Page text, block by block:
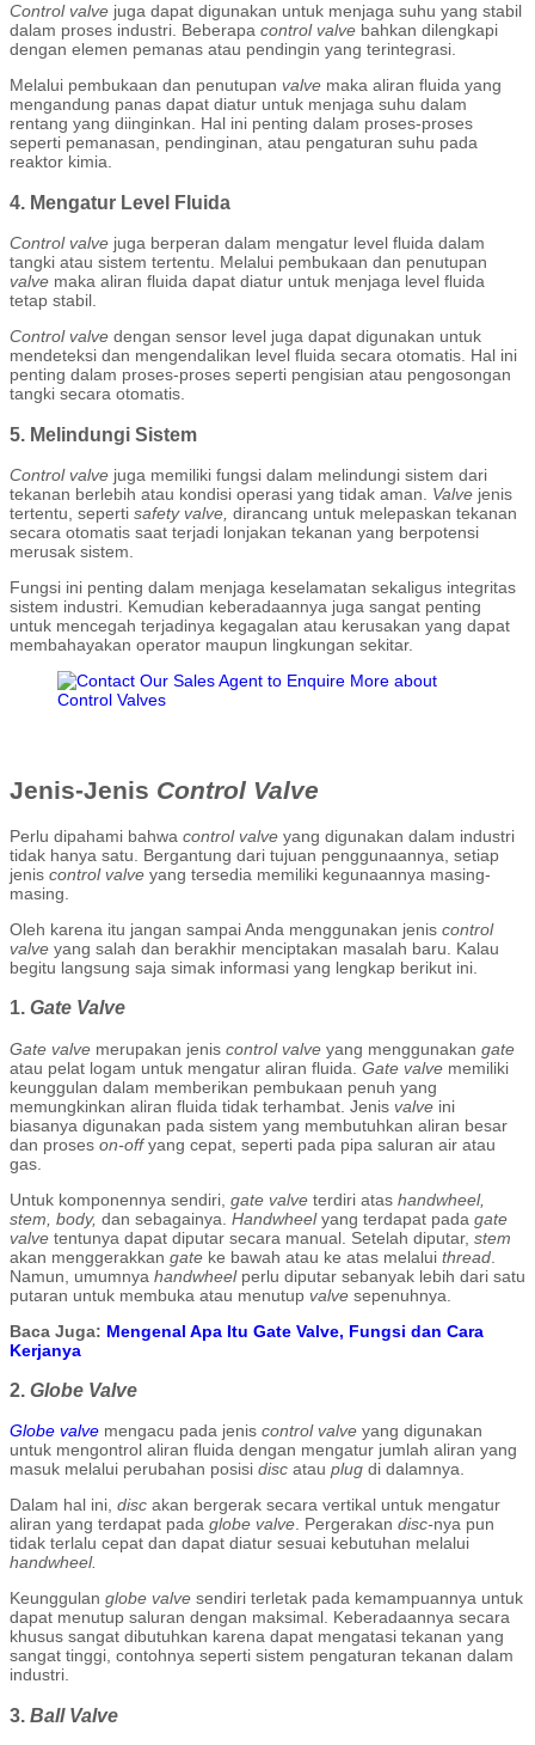
Control valve juga dapat digunakan untuk menjaga suhu yang stabil
dalam proses industri. Beberapa control valve bahkan dilengkapi
dengan elemen pemanas atau pendingin yang terintegrasi.
Melalui pembukaan dan penutupan valve maka aliran fluida yang
mengandung panas dapat diatur untuk menjaga suhu dalam
rentang yang diinginkan. Hal ini penting dalam proses-proses
seperti pemanasan, pendinginan, atau pengaturan suhu pada
reaktor kimia.
4. Mengatur Level Fluida
Control valve juga berperan dalam mengatur level fluida dalam
tangki atau sistem tertentu. Melalui pembukaan dan penutupan
valve maka aliran fluida dapat diatur untuk menjaga level fluida
tetap stabil.
Control valve dengan sensor level juga dapat digunakan untuk
mendeteksi dan mengendalikan level fluida secara otomatis. Hal ini
penting dalam proses-proses seperti pengisian atau pengosongan
tangki secara otomatis.
5. Melindungi Sistem
Control valve juga memiliki fungsi dalam melindungi sistem dari
tekanan berlebih atau kondisi operasi yang tidak aman. Valve jenis
tertentu, seperti safety valve, dirancang untuk melepaskan tekanan
secara otomatis saat terjadi lonjakan tekanan yang berpotensi
merusak sistem.
Fungsi ini penting dalam menjaga keselamatan sekaligus integritas
sistem industri. Kemudian keberadaannya juga sangat penting
untuk mencegah terjadinya kegagalan atau kerusakan yang dapat
membahayakan operator maupun lingkungan sekitar.
Jenis-Jenis Control Valve
Perlu dipahami bahwa control valve yang digunakan dalam industri
tidak hanya satu. Bergantung dari tujuan penggunaannya, setiap
jenis control valve yang tersedia memiliki kegunaannya masing-
masing.
Oleh karena itu jangan sampai Anda menggunakan jenis control
valve yang salah dan berakhir menciptakan masalah baru. Kalau
begitu langsung saja simak informasi yang lengkap berikut ini.
1. Gate Valve
Gate valve merupakan jenis control valve yang menggunakan gate
atau pelat logam untuk mengatur aliran fluida. Gate valve memiliki
keunggulan dalam memberikan pembukaan penuh yang
memungkinkan aliran fluida tidak terhambat. Jenis valve ini
biasanya digunakan pada sistem yang membutuhkan aliran besar
dan proses on-offyang cepat, seperti pada pipa saluran air atau
gas.
Untuk komponennya sendiri, gate valve terdiri atas handwheel,
stem, body, dan sebagainya. Handwheelyang terdapat pada gate
valve tentunya dapat diputar secara manual. Setelah diputar, stem
akan menggerakkan gate ke bawah atau ke atas melalui thread
Namun, umumnya handwheel perlu diputar sebanyak lebih dari satu
putaran untuk membuka atau menutup valve sepenuhnya.
Baca Juga: Mengenal Apa Itu Gate Valve, Fungsi dan Cara
Kerjanya
2. Globe Valve
Globe valve mengacu pada jenis control valve yang digunakan
untuk mengontrol aliran fluida dengan mengatur jumlah aliran yang
masuk melalui perubahan posisi disc atau plug di dalamnya.
Dalam hal ini, disc akan bergerak secara vertikal untuk mengatur
aliran yang terdapat pada globe valve. Pergerakan disc-nya pun
tidak terlalu cepat dan dapat diatur sesuai kebutuhan melalui
handwheel.
Keunggulan globe valve sendiri terletak pada kemampuannya untuk
dapat menutup saluran dengan maksimal. Keberadaannya secara
khusus sangat dibutuhkan karena dapat mengatasi tekanan yang
sangat tinggi, contohnya seperti sistem pengaturan tekanan dalam
industri.
3. Ball Valve